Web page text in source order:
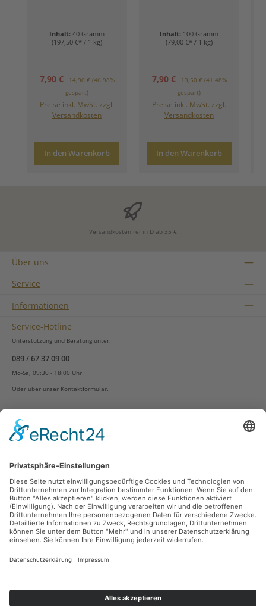
Inhalt: 40 Gramm
(197,50 €* / 1 kg)
Verkaufspreis:
7,90 € Regulärer Preis:
14,90 € (46.98%
gespart)
Preise inkl. MwSt. zzgl.
Versandkosten
In den Warenkorb
Inhalt: 100 Gramm
(79,00 €* / 1 kg)
Verkaufspreis:
7,90 € Regulärer Preis:
13,50 € (41.48%
gespart)
Preise inkl. MwSt. zzgl.
Versandkosten
In den Warenkorb
Versandkostenfrei in D ab 35 €
Über uns
Service
Informationen
Service-Hotline
Unterstützung und Beratung unter:
089 / 67 37 09 00
Mo-Sa, 09:30 - 18:00 Uhr
Oder über unser Kontaktformular.
Vertrag widerrufen
Zahlungsarten
Sicher Einkaufen
Ladengeschäft
Newsletter